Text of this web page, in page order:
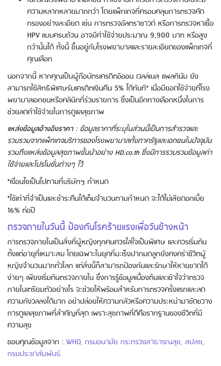
ความหลากหลายมากกว่า โดยแพ็กเกจที่ครอบคลุมการตรวจคัด
กรองอย่างละเอียด เช่น การตรวจอัลตราซาวด์ หรือการตรวจหาเชื้อ
HPV แบบครบถ้วน อาจมีค่าใช้จ่ายประมาณ 9,900 บาท หรือสูง
กว่านั้นได้ ทั้งนี้ ขึ้นอยู่กับโรงพยาบาลและรายละเอียดของแพ็กเกจที่
คุณเลือก
นอกจากนี้ หากคุณเป็นผู้ถือบัตรเครดิตอิออน เวลล์เนส แพลทินัม ยัง
สามารถใช้สิทธิพิเศษรับเครดิตเงินคืน 5% ได้ทันที* เมื่อมียอดใช้จ่ายที่โรง
พยาบาลเอกชนหรือคลินิกที่ร่วมรายการ ซึ่งเป็นอีกทางเลือกหนึ่งในการ
ช่วยลดค่าใช้จ่ายในการดูแลสุขภาพ
แหล่งข้อมูลอ้างอิงราคา: ข้อมูลราคาที่ระบุในส่วนนี้เป็นการสำรวจและ
รวบรวมจากแพ็กเกจบริการของโรงพยาบาลทั้งภาครัฐและเอกชนในปัจจุบัน
รวมถึงแหล่งข้อมูลสุขภาพชั้นนำอย่าง HD.co.th ซึ่งมีการรวบรวมข้อมูลค่า
ใช้จ่ายและโปรโมชั่นต่างๆ ไว้
*เงื่อนไขเป็นไปตามที่บริษัทฯ กำหนด
*ใช้เท่าที่จำเป็นและชำระคืนได้เต็มจำนวนตามกำหนด จะได้ไม่เสียดอกเบี้ย
16% ต่อปี
ตรวจภายในวันนี้ ป้องกันโรคร้ายแรงเพื่อวันข้างหน้า
การตรวจภายในเป็นสิ่งที่ผู้หญิงทุกคนควรใส่ใจเป็นพิเศษ และควรเริ่มต้น
ตั้งแต่อายุที่เหมาะสม โดยเฉพาะในยุคที่มะเร็งปากมดลูกยังคงคร่าชีวิตผู้
หญิงจำนวนมากทั่วโลก แต่สิ่งนี้ก็สามารถป้องกันและรักษาให้หายขาดได้
ง่ายๆ เพียงเริ่มต้นตรวจภายใน ซึ่งการรู้ข้อมูลเบื้องต้นและเข้าใจว่าตรวจ
ภายในเตรียมตัวอย่างไร จะช่วยให้พร้อมสำหรับการตรวจครั้งแรกและลด
ความกังวลลงได้มาก อย่าปล่อยให้ความกลัวหรือความประหม่ามาขัดขวาง
การดูแลสุขภาพที่สำคัญที่สุด เพราะสุขภาพที่ดีคือรากฐานของชีวิตที่มี
ความสุข
ขอบคุณข้อมูลจาก : WHO, กรมอนามัย กระทรวงสาธารณสุข, สปสช,
กรมประชาสัมพันธ์
Using AEON Cards - Shopping (Abroad)
Using AEON Cards - Shopping (Online)
Using AEON Cards - Cashing / Advanced
Cash Withdrawal